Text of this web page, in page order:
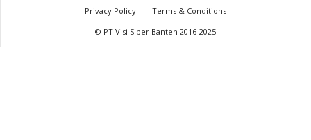
Privacy Policy
Terms & Conditions
© PT Visi Siber Banten 2016-2025